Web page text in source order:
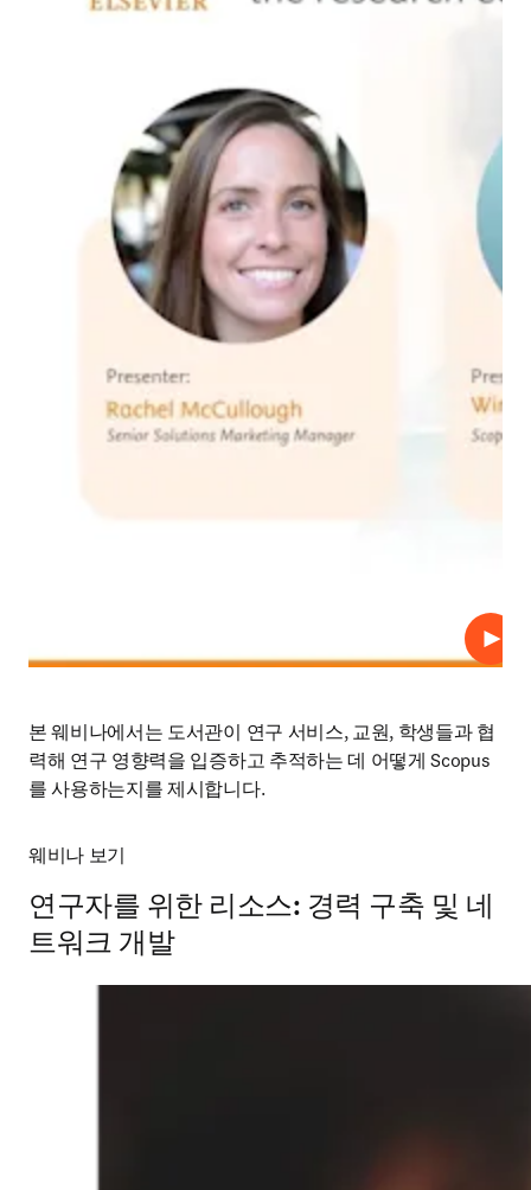
재생
본 웨비나에서는 도서관이 연구 서비스, 교원, 학생들과 협
력해 연구 영향력을 입증하고 추적하는 데 어떻게 Scopus
를 사용하는지를 제시합니다.
웨비나 보기
연구자를 위한 리소스: 경력 구축 및 네
트워크 개발